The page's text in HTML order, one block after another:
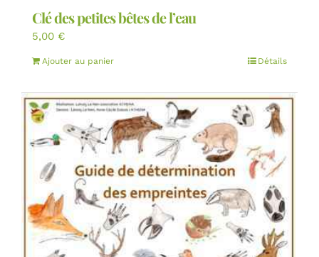
Clé des petites bêtes de l’eau
5,00 €
Ajouter au panier Détails